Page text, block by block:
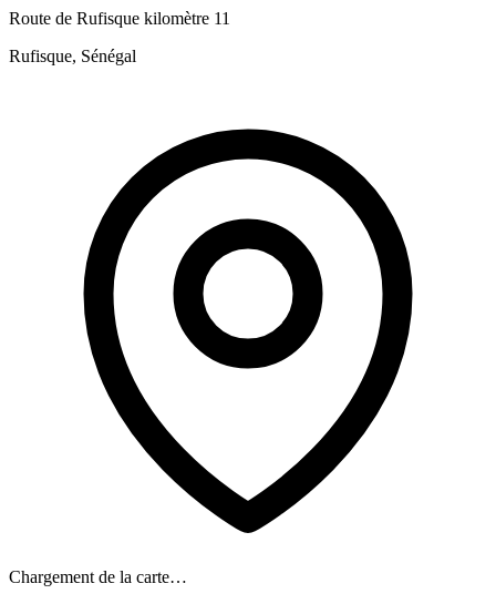
Route de Rufisque kilomètre 11
Rufisque, Sénégal
Chargement de la carte…